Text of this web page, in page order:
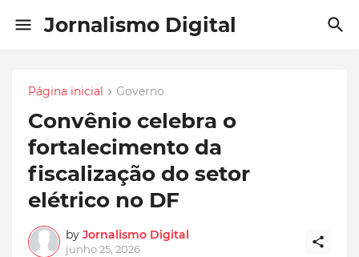
Jornalismo Digital
Página inicial Governo
Convênio celebra o
fortalecimento da
fiscalização do setor
elétrico no DF
by Jornalismo Digital
junho 25, 2026